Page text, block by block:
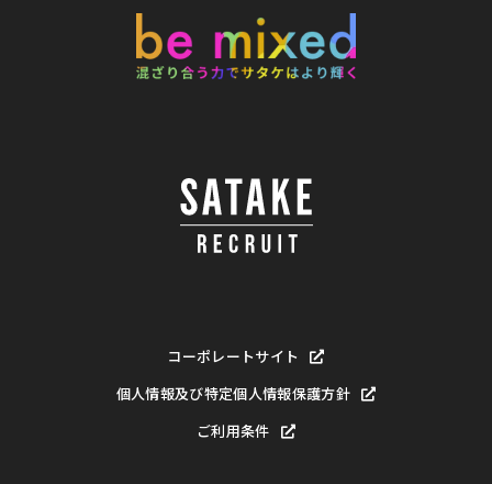
コーポレートサイト
個人情報及び特定個人情報保護方針
ご利用条件